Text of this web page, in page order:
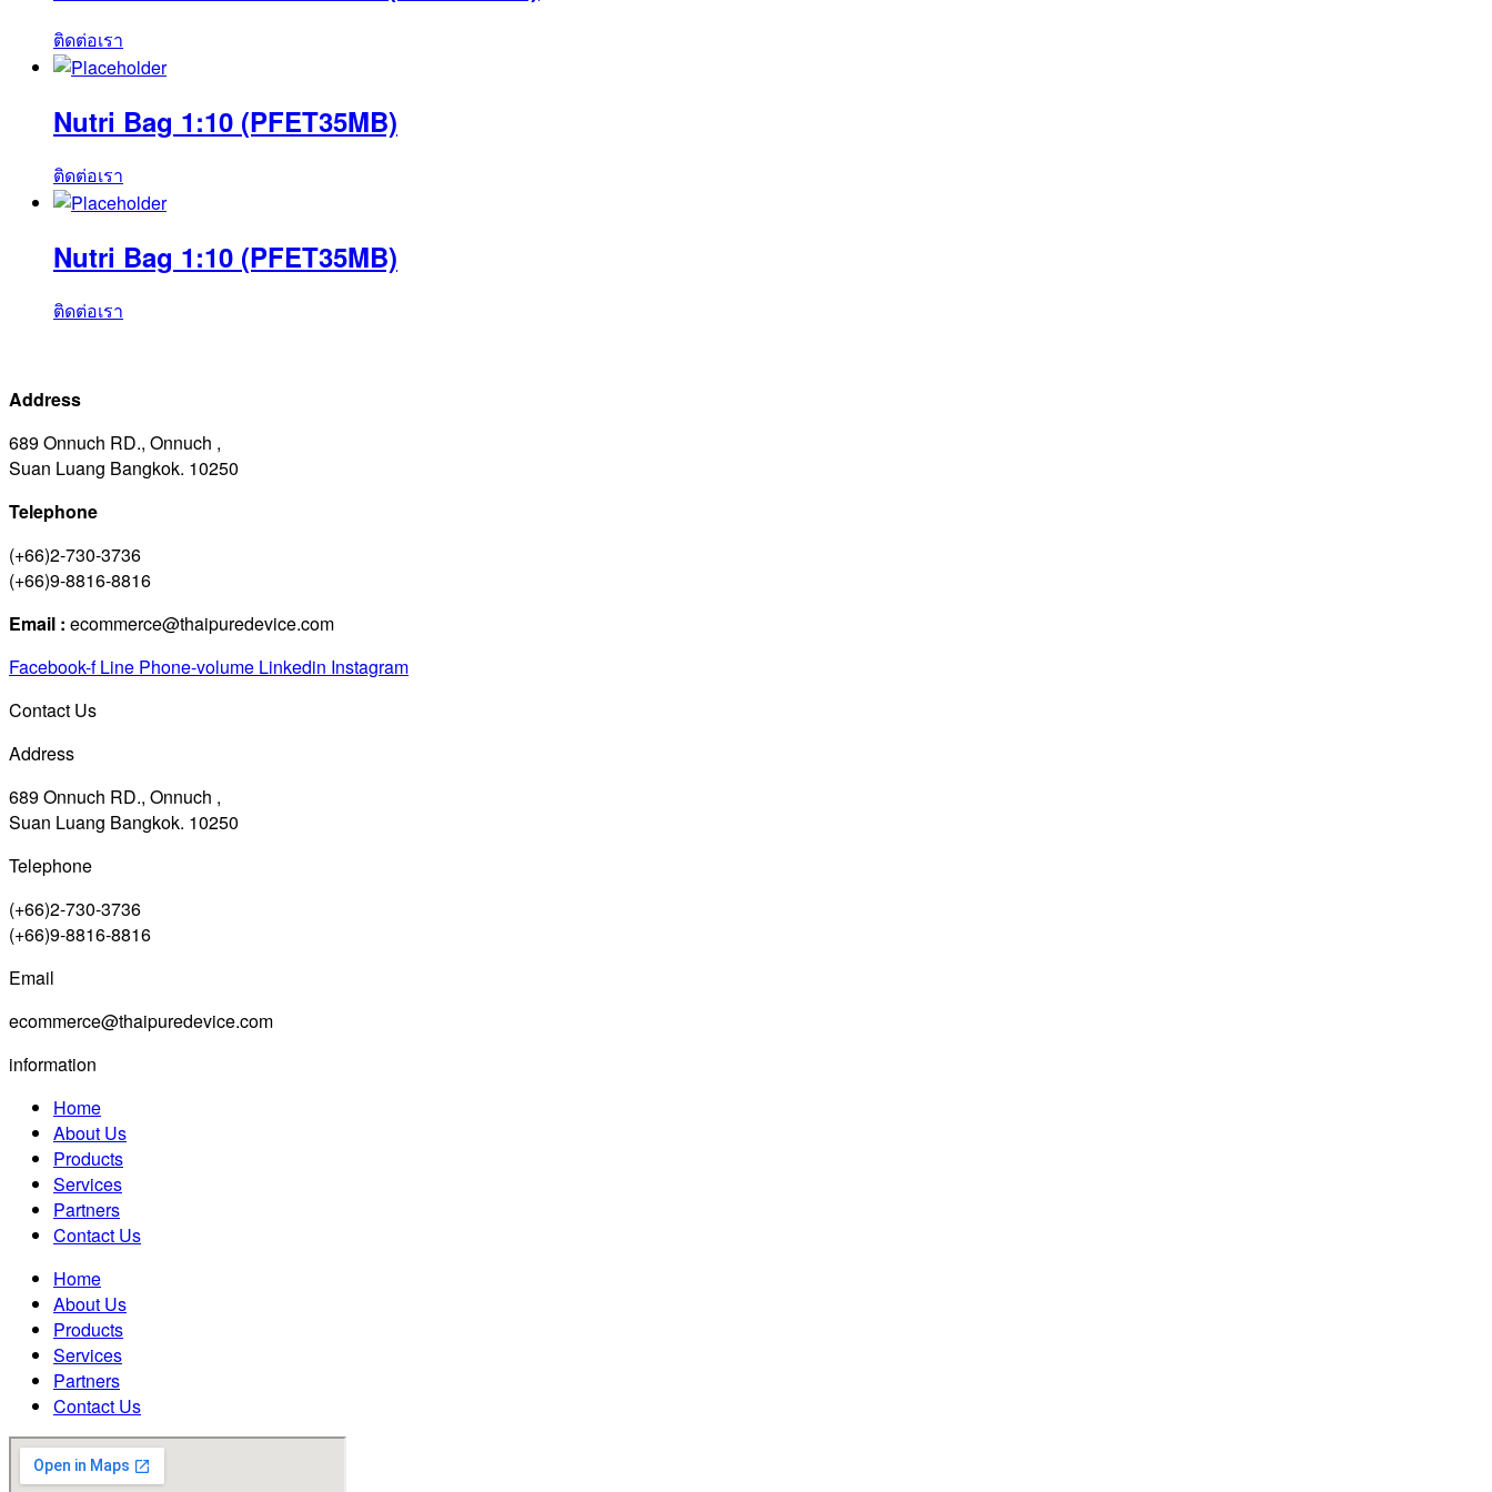
ติดต่อเรา
Nutri Bag 1:10 (PFET35MB)
ติดต่อเรา
Nutri Bag 1:10 (PFET35MB)
ติดต่อเรา
Address
689 Onnuch RD., Onnuch ,
Suan Luang Bangkok. 10250
Telephone
(+66)2-730-3736
(+66)9-8816-8816
Email : ecommerce@thaipuredevice.com
Facebook-f Line Phone-volume Linkedin Instagram
Contact Us
Address
689 Onnuch RD., Onnuch ,
Suan Luang Bangkok. 10250
Telephone
(+66)2-730-3736
(+66)9-8816-8816
Email
ecommerce@thaipuredevice.com
information
Home
About Us
Products
Services
Partners
Contact Us
Home
About Us
Products
Services
Partners
Contact Us